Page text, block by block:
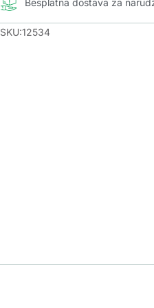
Besplatna dostava za
SKU:12534